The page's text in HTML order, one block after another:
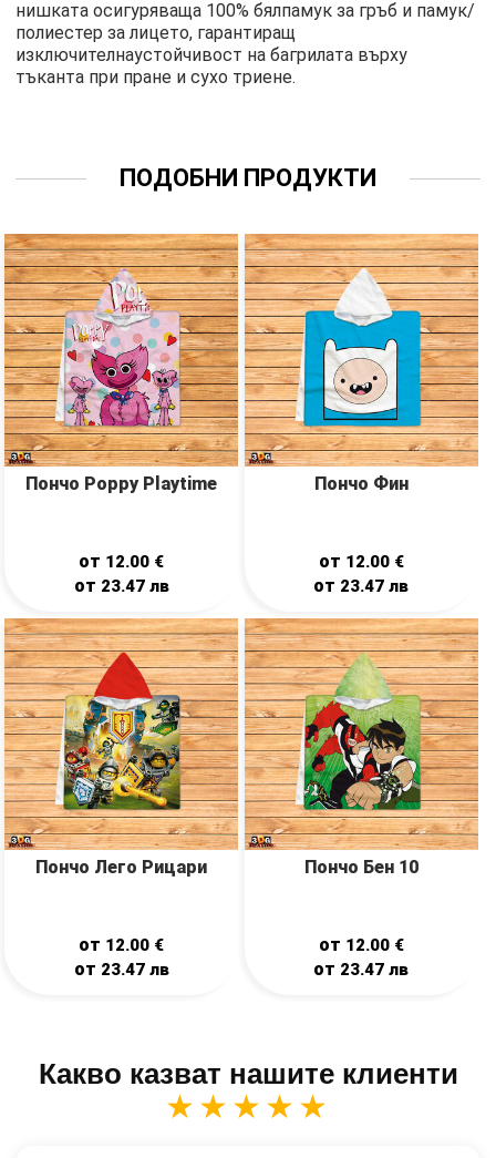
нишката осигуряваща 100% бялпамук за гръб и памук/
полиестер за лицето, гарантиращ
изключителнаустойчивост на багрилата върху
тъканта при пране и сухо триене.
ПОДОБНИ ПРОДУКТИ
Пончо Poppy Playtime
от 12.00 €
от 23.47 лв
Пончо Фин
от 12.00 €
от 23.47лв
Пончо Лего Рицари
от 12.00 €
от 23.47 лв
Пончо Бен 10
от 12.00 €
от 23.47лв
Какво казват нашите клиенти
★★★★★